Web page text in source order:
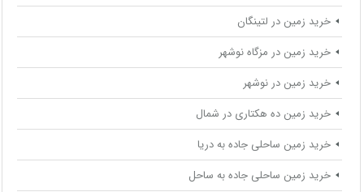
خرید زمین در لتینگان
خرید زمین در مزگاه نوشهر
خرید زمین در نوشهر
خرید زمین ده هکتاری در شمال
خرید زمین ساحلی جاده به دریا
خرید زمین ساحلی جاده به ساحل